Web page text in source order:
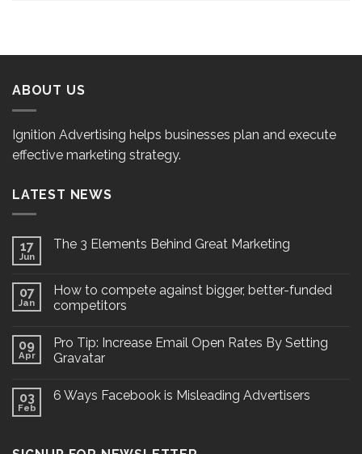
ABOUT US
Ignition Advertising helps businesses plan and execute
effective marketing strategy.
LATEST NEWS
17
Jun
The 3 Elements Behind Great Marketing
07
Jan
How to compete against bigger, better-funded
competitors
09
Apr
Pro Tip: Increase Email Open Rates By Setting
Gravatar
03
Feb
6 Ways Facebook is Misleading Advertisers